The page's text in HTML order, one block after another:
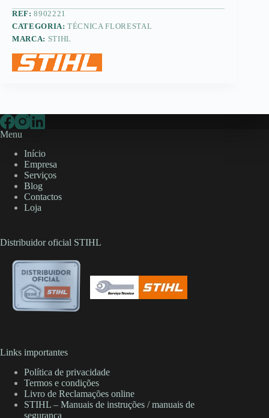
-
980
g
37x7
cm
REF:8902221
CATEGORIA:TÉCNICA FLORESTAL
MARCA: STIHL
Menu
Início
Empresa
Serviços
Blog
Contactos
Loja
Distribuidor oficial STIHL
Links importantes
Política de privacidade
Termos e condições
Livro de Reclamações online
STIHL – Manuais de instruções / manuais de
segurança